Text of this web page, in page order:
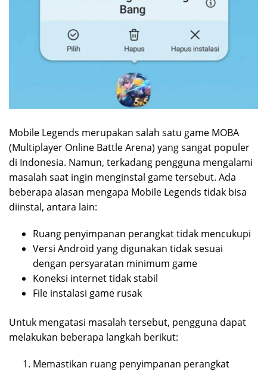
Mobile Legends merupakan salah satu game MOBA
(Multiplayer Online Battle Arena) yang sangat populer
di Indonesia. Namun, terkadang pengguna mengalami
masalah saat ingin menginstal game tersebut. Ada
beberapa alasan mengapa Mobile Legends tidak bisa
diinstal, antara lain:
Ruang penyimpanan perangkat tidak mencukupi
Versi Android yang digunakan tidak sesuai
dengan persyaratan minimum game
Koneksi internet tidak stabil
File instalasi game rusak
Untuk mengatasi masalah tersebut, pengguna dapat
melakukan beberapa langkah berikut:
Memastikan ruang penyimpanan perangkat